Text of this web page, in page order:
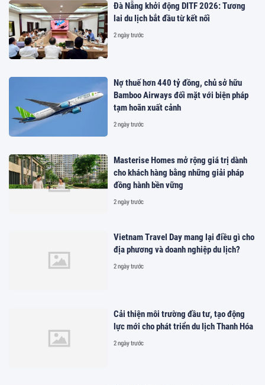
Đà Nẵng khởi động DITF 2026: Tương
lai du lịch bắt đầu từ kết nối
2 ngày trước
Nợ thuế hơn 440 tỷ đồng, chủ sở hữu
Bamboo Airways đối mặt với biện pháp
tạm hoãn xuất cảnh
2 ngày trước
Masterise Homes mở rộng giá trị dành
cho khách hàng bằng những giải pháp
đồng hành bền vững
2 ngày trước
Vietnam Travel Day mang lại điều gì cho
địa phương và doanh nghiệp du lịch?
2 ngày trước
Cải thiện môi trường đầu tư, tạo động
lực mới cho phát triển du lịch Thanh Hóa
2 ngày trước